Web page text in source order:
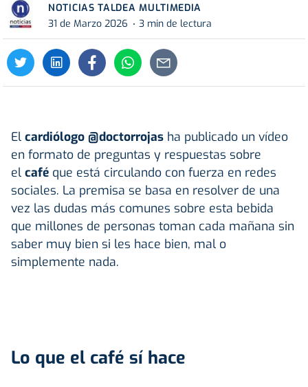
NOTICIAS TALDEA MULTIMEDIA
31 de Marzo 2026
3 min de lectura
El cardiólogo @doctorrojas ha publicado un vídeo
en formato de preguntas y respuestas sobre
el café que está circulando con fuerza en redes
sociales. La premisa se basa en resolver de una
vez las dudas más comunes sobre esta bebida
que millones de personas toman cada mañana sin
saber muy bien si les hace bien, mal o
simplemente nada.
Lo que el café sí hace